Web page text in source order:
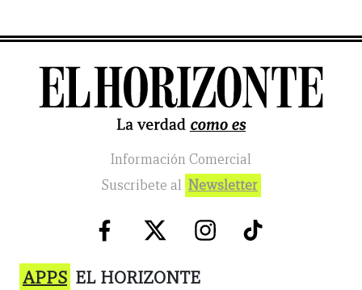
Información Comercial
Suscribete al Newsletter
APPS EL HORIZONTE